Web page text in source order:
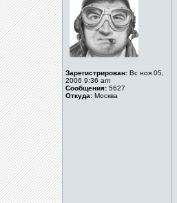
Зарегистрирован: Вс ноя 05,
2006 9:36 am
Сообщения: 5627
Откуда: Москва